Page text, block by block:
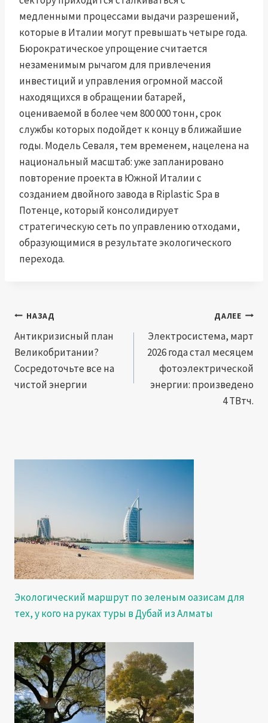
медленными процессами выдачи разрешений,
которые в Италии могут превышать четыре года.
Бюрократическое упрощение считается
незаменимым рычагом для привлечения
инвестиций и управления огромной массой
находящихся в обращении батарей,
оцениваемой в более чем 800 000 тонн, срок
службы которых подойдет к концу в ближайшие
годы. Модель Севаля, тем временем, нацелена на
национальный масштаб: уже запланировано
повторение проекта в Южной Италии с
созданием двойного завода в Riplastic Spa в
Потенце, который консолидирует
стратегическую сеть по управлению отходами,
образующимися в результате экологического
перехода.
Навигация
по
записям
НАЗАД
Антикризисный план
Великобритании?
Сосредоточьте все на
чистой энергии
ДАЛЕЕ
Электросистема, март
2026 года стал месяцем
фотоэлектрической
энергии: произведено
4 ТВтч.
Экологический маршрут по зеленым оазисам для
тех, у кого на руках туры в Дубай из Алматы